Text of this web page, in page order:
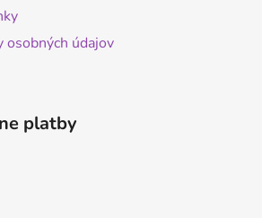
osobných údajov
platby